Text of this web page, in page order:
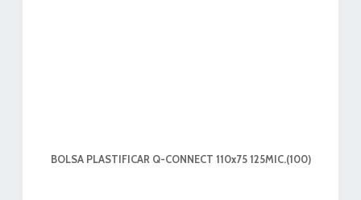
BOLSA PLASTIFICAR Q-CONNECT 110x75 125MIC.(100)